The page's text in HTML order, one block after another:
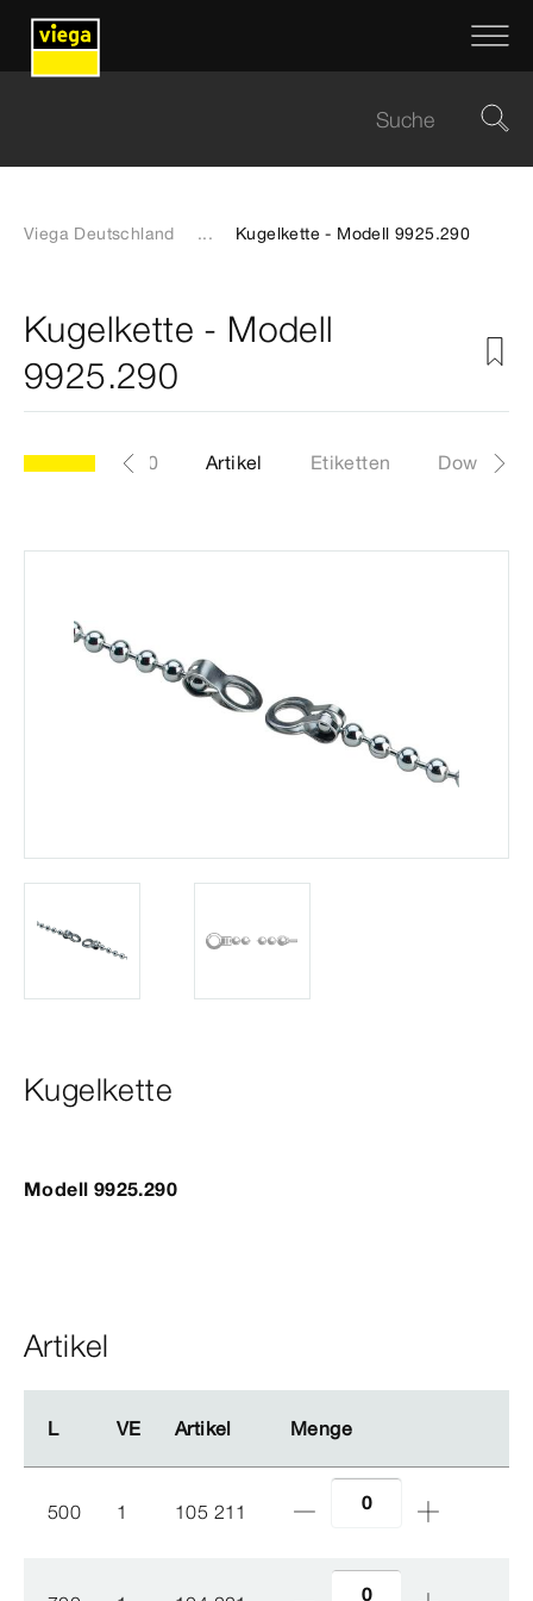
Viega Deutschland ... Kugelkette - Modell 9925.290
Kugelkette - Modell
9925.290
Modell 9925.290 Artikel Etiketten
Kugelkette
Modell 9925.290
Artikel
L VE Artikel Menge
L VE Artikel Menge
500 1 105 211